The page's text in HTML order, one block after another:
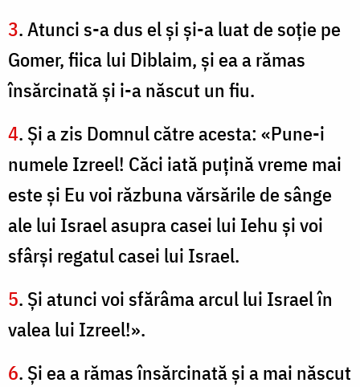
3. Atunci s-a dus el şi şi-a luat de soţie pe
Gomer, fiica lui Diblaim, şi ea a rămas
însărcinată şi i-a născut un fiu.
4. Şi a zis Domnul către acesta: «Pune-i
numele Izreel! Căci iată puţină vreme mai
este şi Eu voi răzbuna vărsările de sânge
ale lui Israel asupra casei lui Iehu şi voi
sfârşi regatul casei lui Israel.
5. Şi atunci voi sfărâma arcul lui Israel în
valea lui Izreel!».
6. Şi ea a rămas însărcinată şi a mai născut